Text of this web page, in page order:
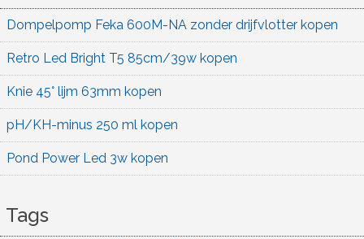
Dompelpomp Feka 600M-NA zonder drijfvlotter kopen
Retro Led Bright T5 85cm/39w kopen
Knie 45° lijm 63mm kopen
pH/KH-minus 250 ml kopen
Pond Power Led 3w kopen
Tags